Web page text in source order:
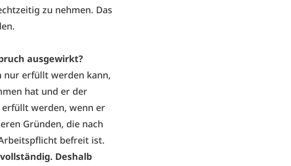
zu nehmen. Das
ausgewirkt?
nur erfüllt werden kann,
hat und er der
werden, wenn er
Gründen, die nach
befreit ist.
Deshalb